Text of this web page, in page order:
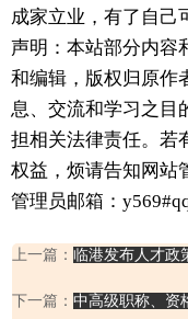
成家立业，有了自己
声明：本站部分内容
和编辑，版权归原作
息、交流和学习之目
担相关法律责任。若
权益，烦请告知网站
管理员邮箱：
上一篇： 临港发布人才政
下一篇： 中高级职称、资